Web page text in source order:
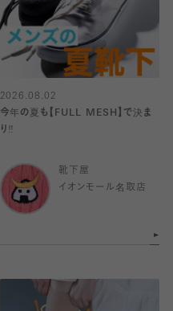
2026.08.02
今年の夏も【FULL MESH】で決ま
り️‼️
靴下屋
イオンモール名取店